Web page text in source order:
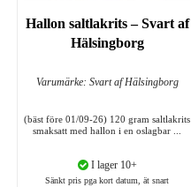
Hallon saltlakrits – Svart af
Hälsingborg
Varumärke: Svart af Hälsingborg
(bäst före 01/09-26) 120 gram saltlakrits
smaksatt med hallon i en oslagbar ...
I lager 10+
Sänkt pris pga kort datum, ät snart